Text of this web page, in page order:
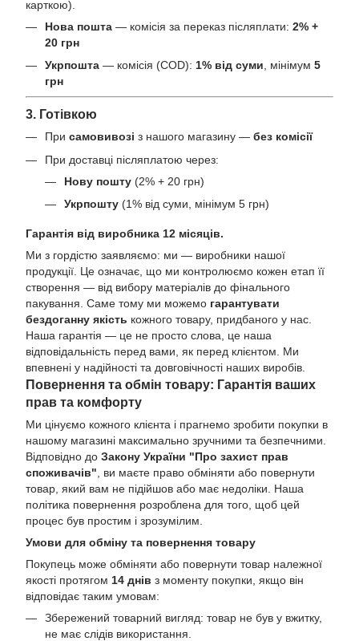
карткою).
Нова пошта — комісія за переказ післяплати: 2% +
20 грн
Укрпошта — комісія (COD): 1% від суми , мінімум 5
грн
3. Готівкою
При самовивозі з нашого магазину — без комісії
При доставці післяплатою через:
Нову пошту (2% + 20 грн)
Укрпошту (1% від суми, мінімум 5 грн)
Гарантія від виробника 12 місяців.
Ми з гордістю заявляємо: ми — виробники нашої
продукції. Це означає, що ми контролюємо кожен етап її
створення — від вибору матеріалів до фінального
пакування. Саме тому ми можемо гарантувати
бездоганну якість кожного товару, придбаного у нас.
Наша гарантія — це не просто слова, це наша
відповідальність перед вами, як перед клієнтом. Ми
впевнені у надійності та довговічності наших виробів.
Повернення та обмін товару: Гарантія ваших
прав та комфорту
Ми цінуємо кожного клієнта і прагнемо зробити покупки в
нашому магазині максимально зручними та безпечними.
Відповідно до Закону України "Про захист прав
споживачів" , ви маєте право обміняти або повернути
товар, який вам не підійшов або має недоліки. Наша
політика повернення розроблена для того, щоб цей
процес був простим і зрозумілим.
Умови для обміну та повернення товару
Покупець може обміняти або повернути товар належної
якості протягом 14 днів з моменту покупки, якщо він
відповідає таким умовам:
Збережений товарний вигляд: товар не був у вжитку,
не має слідів використання.